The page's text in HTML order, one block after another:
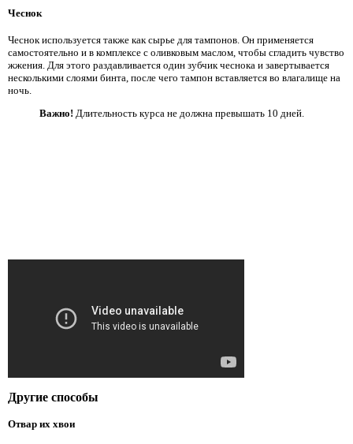
Чеснок
Чеснок используется также как сырье для тампонов. Он применяется
самостоятельно и в комплексе с оливковым маслом, чтобы сгладить чувство
жжения. Для этого раздавливается один зубчик чеснока и завертывается
несколькими слоями бинта, после чего тампон вставляется во влагалище на
ночь.
Важно! Длительность курса не должна превышать 10 дней.
Другие способы
Отвар их хвои